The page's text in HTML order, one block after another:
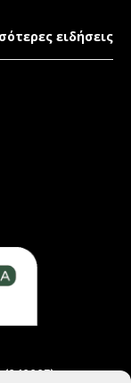
ειδήσεις